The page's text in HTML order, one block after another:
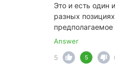
Это и есть один
разных
предполагаемое
Answer
5
5